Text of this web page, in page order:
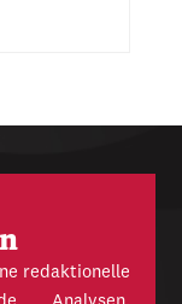
redaktionelle